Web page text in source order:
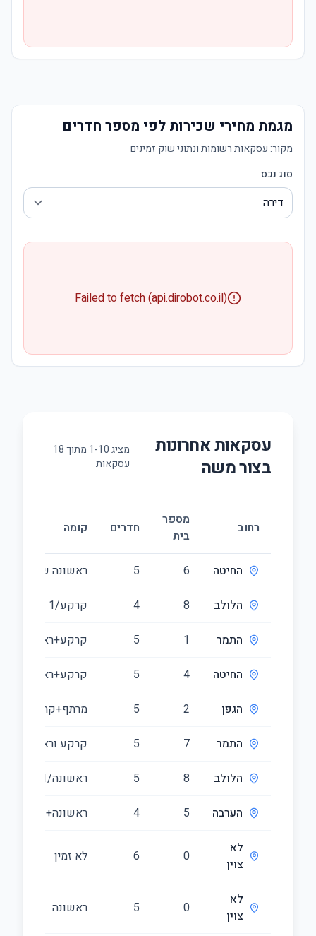
מגמת מחירי שכירות לפי מספר חדרים
מקור: עסקאות רשומות ונתוני שוק זמינים
סוג נכס
Failed to fetch (api.dirobot.co.il)
עסקאות אחרונות
בצור משה
מציג 1-10 מתוך18
עסקאות
רחוב
מספר
בית
חדרים קומה
החיטה 6
5 ראשונה שניה/1
הלולב 8
4 קרקע/1
התמר 1
5 קרקע+ראשונה+/1
החיטה 4
5 קרקע+ראשונה/1
הגפן 2
5
התמר 7
5 קרקע וראשונה/1
הלולב 8
5 ראשונה/1
הערבה 5
4 ראשונה+שניה/1
לא
צוין
0
6 לא זמין
לא
צוין
0
5 ראשונה